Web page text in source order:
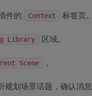
件的 Context 标签页
Library 区域。
Scene 。
规划场景话题，确认消